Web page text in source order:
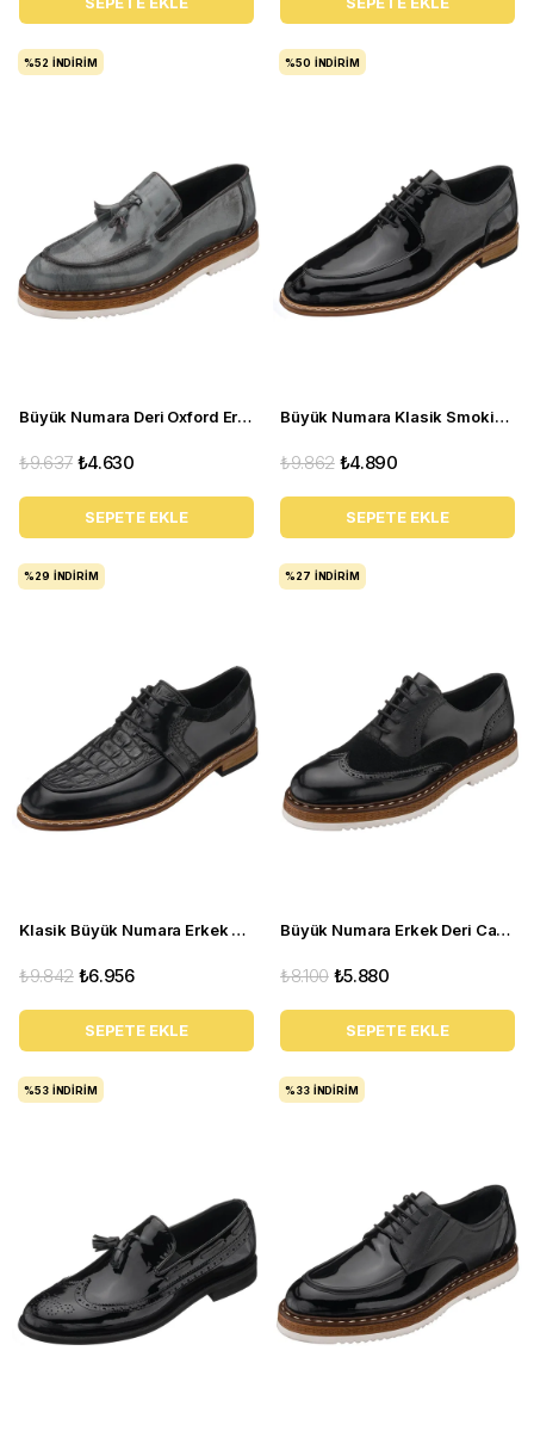
Büyük Numara Deri Oxford Erkek Ayakkabı - ALP76 Gri
₺4.630
₺9.637
SEPETE EKLE
%52 İNDIRIM
Büyük Numara Klasik Smokin Ayakkabısı - GS1905 Siyah Rugan
₺4.890
₺9.862
SEPETE EKLE
%50 İNDIRIM
Klasik Büyük Numara Erkek Deri Ayakkabı - P20213 Siyah
₺6.956
₺9.842
SEPETE EKLE
%29 İNDIRIM
Büyük Numara Erkek Deri Casual Ayakkabı - ALP23 siyah
₺5.880
₺8.100
SEPETE EKLE
%27 İNDIRIM
%53 İNDIRIM %33 İNDIRIM